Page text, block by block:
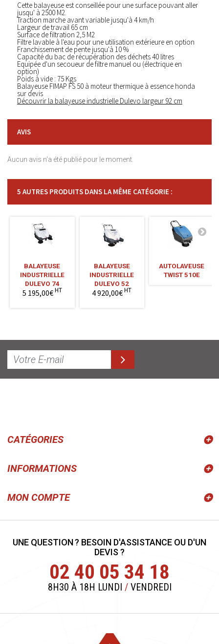
Cette balayeuse est conseillée pour une surface pouvant aller
jusqu' à 2500 M2.
Traction marche avant variable jusqu'à 4 km/h
Largeur de travail 65 cm
Surface de filtration 2,5 M2
Filtre lavable à l'eau pour une utilisation extérieure en option
Franchissement de pente jusqu'à 10 %
Capacité du bac de récupération des déchets 40 litres
Equipée d'un secoueur de filtre manuel ou (électrique en
option)
Poids à vide : 75 Kgs
Balayeuse FIMAP FS 50 à moteur thermique à essence honda
sur devis
Découvrir la balayeuse industrielle Dulevo largeur 92 cm
AVIS
Aucun avis n'a été publié pour le moment.
5 AUTRES PRODUITS DANS LA MÊME CATÉGORIE :
BALAYEUSE
INDUSTRIELLE
DULEVO 74
5 195,00€HT
BALAYEUSE
INDUSTRIELLE
DULEVO 52
4 920,00€ HT
AUTOLAVEUSE
TWIST 510E
CATÉGORIES
INFORMATIONS
MON COMPTE
UNE QUESTION ? BESOIN D'ASSISTANCE OU D'UN
DEVIS ?
02 40 05 34 18
8H30 À 18H LUNDI /VENDREDI